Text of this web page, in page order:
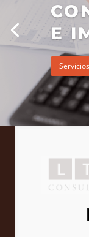
E
Servicios